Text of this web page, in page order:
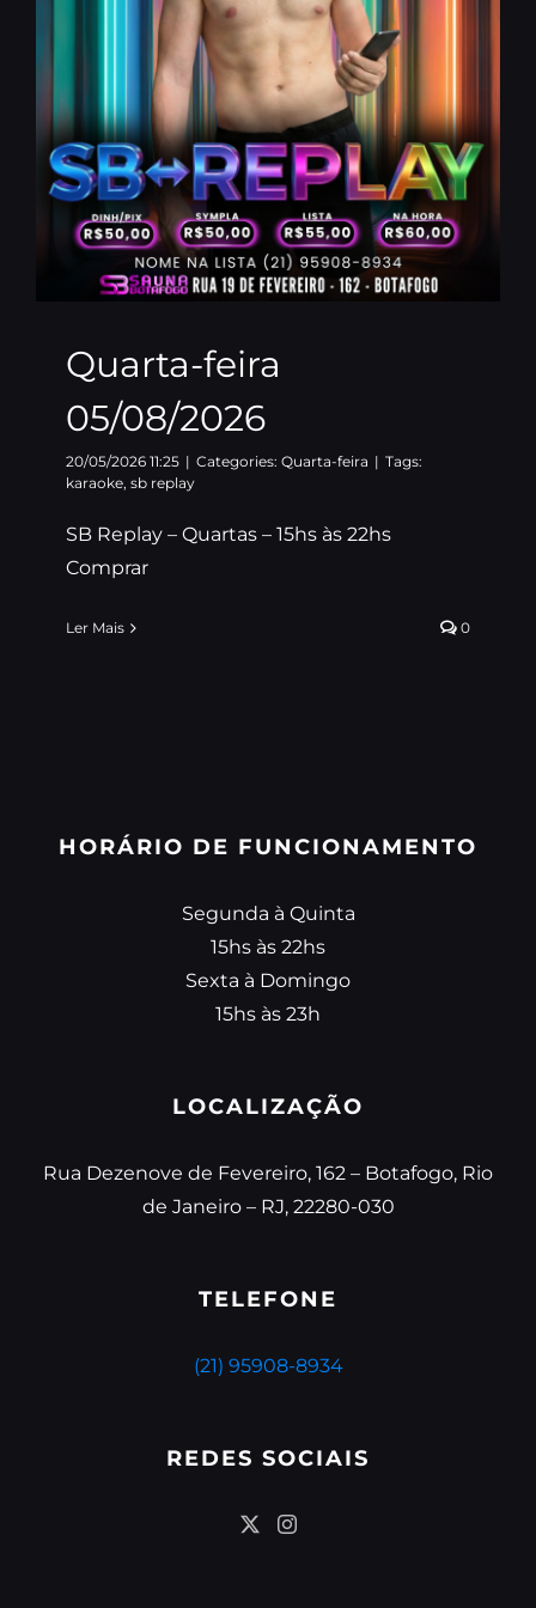
Quarta-feira
05/08/2026
20/05/2026 11:25 | Categories: Quarta-feira | Tags:
karaoke, sb replay
SB Replay – Quartas – 15hs às 22hs
Comprar
Ler Mais 0
HORÁRIO DE FUNCIONAMENTO
Segunda à Quinta
15hs às 22hs
Sexta à Domingo
15hs às 23h
LOCALIZAÇÃO
Rua Dezenove de Fevereiro, 162 – Botafogo, Rio
de Janeiro – RJ, 22280-030
TELEFONE
(21) 95908-8934
REDES SOCIAIS